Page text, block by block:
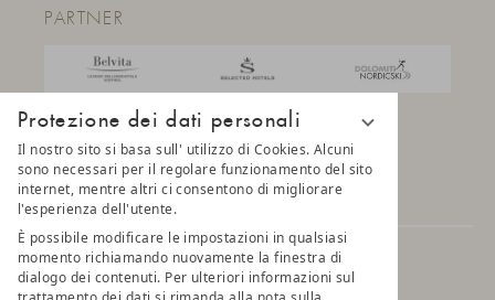
Protezione dei dati personali
Il nostro sito si basa sull' utilizzo di Cookies. Alcuni
sono necessari per il regolare funzionamento del sito
internet, mentre altri ci consentono di migliorare
l'esperienza dell'utente.
È possibile modificare le impostazioni in qualsiasi
momento richiamando nuovamente la finestra di
dialogo dei contenuti. Per ulteriori informazioni sul
PARTNER
© 2025 AMONTI & LUNARIS Wellnessresort